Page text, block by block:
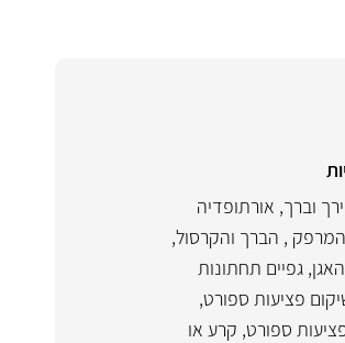
וברך, אורתופדיה
, הברך והקרסול,
גפיים תחתונות
פציעות ספורט,
ספורט, קרע או